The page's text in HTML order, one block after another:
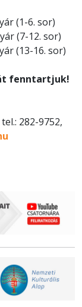
(1-6. sor)
(7-12. sor)
(13-16. sor)
fenntartjuk!
282-9752,